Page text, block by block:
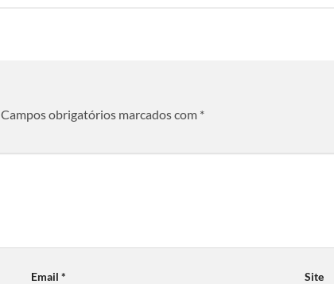
Campos obrigatórios marcados com *
Email* Site